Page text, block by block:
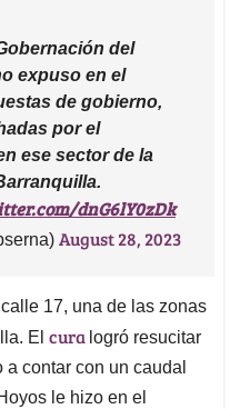
del
expuso en el
de gobierno,
por el
ese sector de la
dnG6lY0zDk
August 28, 2023
17, una de las zonas
El cura logró resucitar
contar con un caudal
le hizo en el